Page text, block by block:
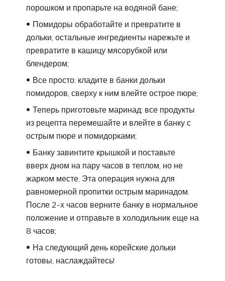
порошком и пропарьте на водяной бане;
Помидоры обработайте и превратите в
дольки, остальные ингредиенты нарежьте и
превратите в кашицу мясорубкой или
блендером;
Все просто: кладите в банки дольки
помидоров, сверху к ним влейте острое пюре;
Теперь приготовьте маринад: все продукты
из рецепта перемешайте и влейте в банку с
острым пюре и помидорками;
Банку завинтите крышкой и поставьте
вверх дном на пару часов в теплом, но не
жарком месте. Эта операция нужна для
равномерной пропитки острым маринадом.
После 2-х часов верните банку в нормальное
положение и отправьте в холодильник еще на
8 часов;
На следующий день корейские дольки
готовы, наслаждайтесь!